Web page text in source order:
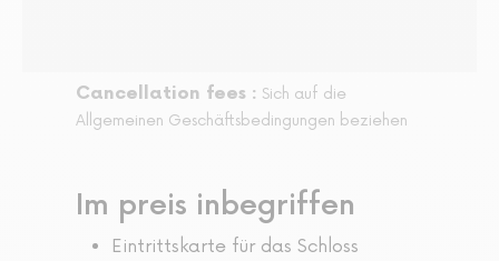
Cancellation fees : Sich auf die
Allgemeinen Geschäftsbedingungen beziehen
Im preis inbegriffen
Eintrittskarte für das Schloss